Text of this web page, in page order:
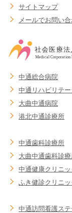
サイトマップ
メールでお問い
中通総合病院
中通リハビリテ
大曲中通病院
港北中通診療所
中通歯科診療所
大曲中通歯科診
中通健康クリニッ
ふき健診クリニッ
中通訪問看護ス